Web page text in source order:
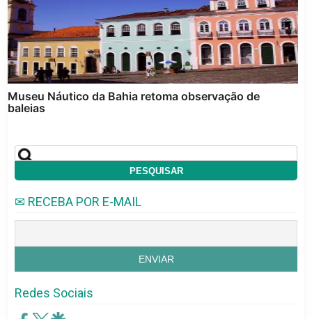
Museu Náutico da Bahia retoma observação de
baleias
✉ RECEBA POR E-MAIL
Redes Sociais